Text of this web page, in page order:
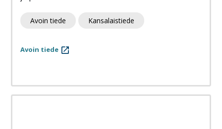
Avoin tiede Kansalaistiede
Avoin tiede